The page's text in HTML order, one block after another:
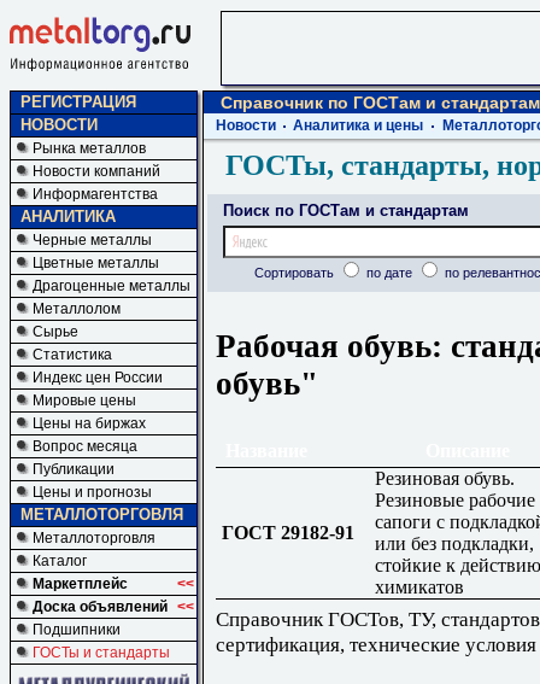
РЕГИСТРАЦИЯ
НОВОСТИ
Рынка металлов
Новости компаний
Информагентства
АНАЛИТИКА
Черные металлы
Цветные металлы
Драгоценные металлы
Металлолом
Сырье
Статистика
Индекс цен России
Мировые цены
Цены на биржах
Вопрос месяца
Публикации
Цены и прогнозы
МЕТАЛЛОТОРГОВЛЯ
Металлоторговля
Каталог
Маркетплейс
<<
Доска объявлений <<
Подшипники
ГОСТы и стандарты
Справочник по ГОСТам и стандартам
Новости Аналитика и цены
ГОСТы, стандарты,
Поиск по ГОСТам и стандартам
Сортировать по дате по
Рабочая обувь:
обувь"
ГОСТ 29182-91
Резиновая обувь.
Резиновые рабочие
сапоги с
или без подкладки,
стойкие к действию
химикатов
Справочник ГОСТов, ТУ,
сертификация, технические условия